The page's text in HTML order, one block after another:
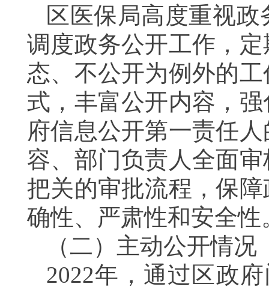
区医保局高度重视
调度政务公开工作，
态、不公开为例外的
式， 丰富公开内容 ，
府信息公开第一责任
容、部门负责人全面审
把关的审批流程，保
确性、严肃性和安全性
（二）主动公开情况
2022年， 通过区政